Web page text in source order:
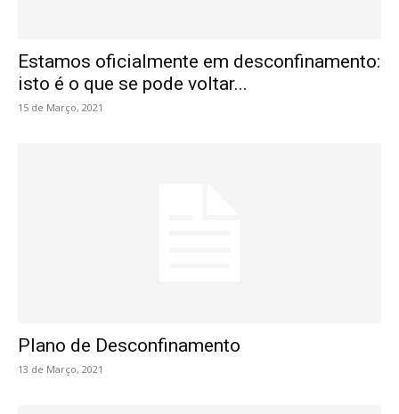
Estamos oficialmente em desconfinamento:
isto é o que se pode voltar...
15 de Março, 2021
Plano de Desconfinamento
13 de Março, 2021